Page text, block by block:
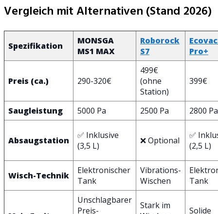
Vergleich mit Alternativen (Stand 2026)
Spezifikation
MONSGA
MS1 MAX
Roborock
S7
Pro+
Preis (ca.) 290-320€
499€
(ohne
Station)
399€
Saugleistung 5000 Pa 2500 Pa 2800 Pa
Absaugstation
✅ Inklusive
(3,5 L)
❌ Optional
✅
(2,5 L)
Wisch-Technik
Elektronischer
Tank
Vibrations-
Wischen
Tank
Unschlagbarer
Preis-
Stark im
Solide